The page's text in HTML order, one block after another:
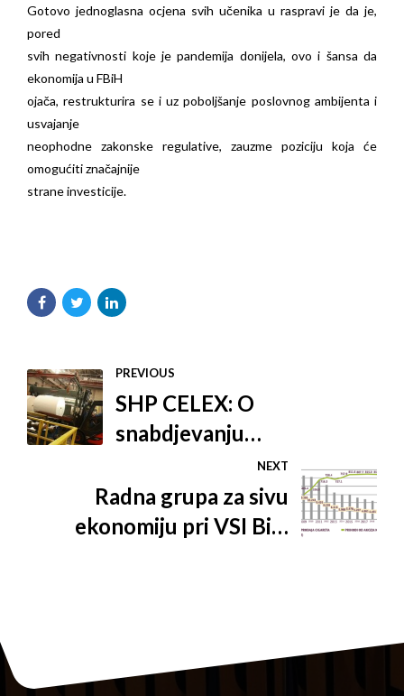
Gotovo jednoglasna ocjena svih učenika u raspravi je da je,
pored
svih negativnosti koje je pandemija donijela, ovo i šansa da
ekonomija u FBiH
ojača, restrukturira se i uz poboljšanje poslovnog ambijenta i
usvajanje
neophodne zakonske regulative, zauzme poziciju koja će
omogućiti značajnije
strane investicije.
PREVIOUS
SHP CELEX: O
snabdjevanju
najtraženijom robom za
vrijeme pandemije korona
virusa i sposobnostima
NEXT
Radna grupa za sivu
ekonomiju pri VSI BiH